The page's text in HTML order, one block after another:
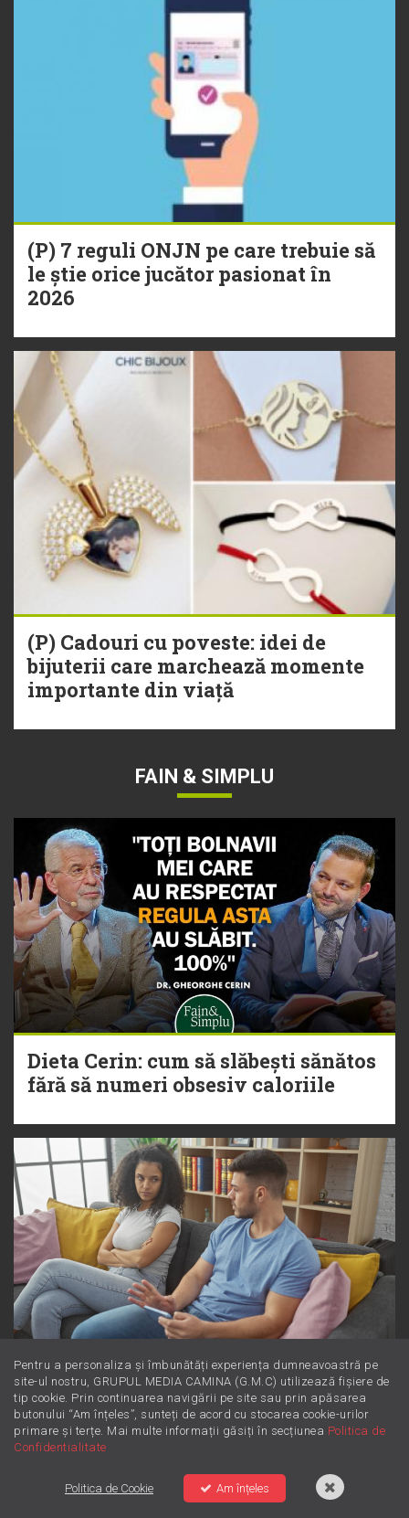
(P) 7 reguli ONJN pe care trebuie să
le știe orice jucător pasionat în
2026
(P) Cadouri cu poveste: idei de
bijuterii care marchează momente
importante din viață
FAIN & SIMPLU
Dieta Cerin: cum să slăbești sănătos
fără să numeri obsesiv caloriile
Dincolo de supărare: Este furie sau
iritare? Învață să le diferențiezi
Pentru a personaliza și îmbunătăți experiența dumneavoastră pe
site-ul nostru, GRUPUL MEDIA CAMINA (G.M.C) utilizează fișiere de
tip cookie. Prin continuarea navigării pe site sau prin apăsarea
butonului “Am înțeles”, sunteți de acord cu stocarea cookie-urilor
primare și terțe. Mai multe informații găsiți în secțiunea Politica de
Confidentialitate
Politica de Cookie Am înțeles